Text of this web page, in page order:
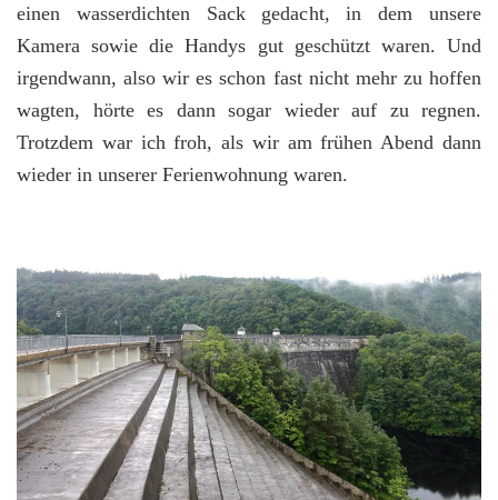
einen wasserdichten Sack gedacht, in dem unsere
Kamera sowie die Handys gut geschützt waren. Und
irgendwann, also wir es schon fast nicht mehr zu hoffen
wagten, hörte es dann sogar wieder auf zu regnen.
Trotzdem war ich froh, als wir am frühen Abend dann
wieder in unserer Ferienwohnung waren.